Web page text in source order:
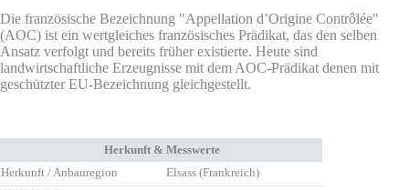
Die französische Bezeichnung "Appellation d’Origine Contrôlée"
(AOC) ist ein wertgleiches französisches Prädikat, das den selben
Ansatz verfolgt und bereits früher existierte. Heute sind
landwirtschaftliche Erzeugnisse mit dem AOC-Prädikat denen mit
geschützter EU-Bezeichnung gleichgestellt.
Herkunft & Messwerte
Herkunft / Anbauregion
Elsass (Frankreich)